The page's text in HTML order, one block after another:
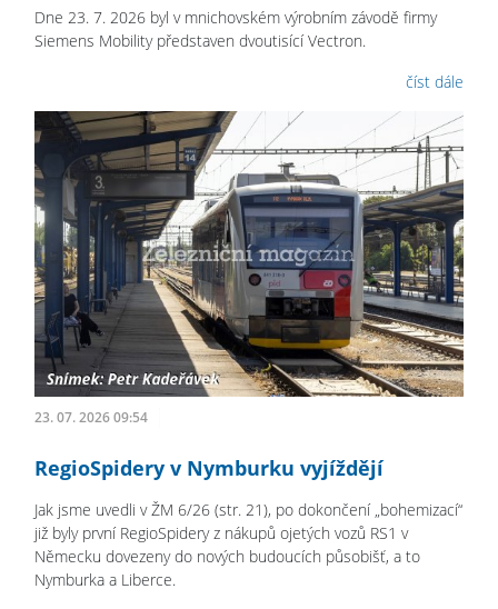
Dne 23. 7. 2026 byl v mnichovském výrobním závodě firmy
Siemens Mobility představen dvoutisící Vectron.
číst dále
23. 07. 2026 09:54
RegioSpidery v Nymburku vyjíždějí
Jak jsme uvedli v ŽM 6/26 (str. 21), po dokončení „bohemizací“
již byly první RegioSpidery z nákupů ojetých vozů RS1 v
Německu dovezeny do nových budoucích působišť, a to
Nymburka a Liberce.